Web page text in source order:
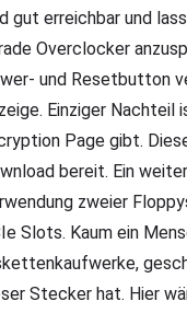
gut erreichbar und
Overclocker
und Resetbutton
Einziger Nachteil
Page gibt.
bereit. Ein
zweier
Slots. Kaum ein
Stecker hat. Hier